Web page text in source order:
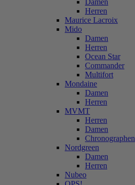
Damen
Herren
Maurice Lacroix
Mido
Damen
Herren
Ocean Star
Commander
Multifort
Mondaine
Damen
Herren
MVMT
Herren
Damen
Chronographen
Nordgreen
Damen
Herren
Nubeo